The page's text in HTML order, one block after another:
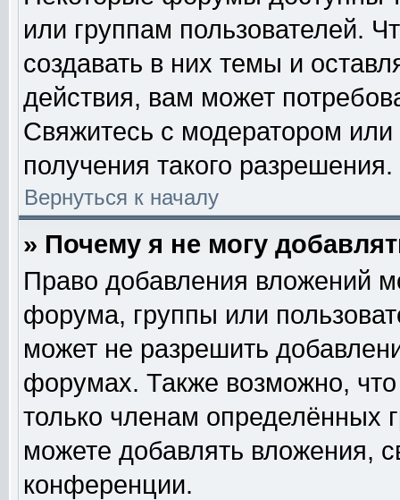
или группам пользователей.
создавать в них темы и
действия, вам может
Свяжитесь с модератором
получения такого разрешения.
Вернуться к началу
» Почему я не могу
Право добавления вложений
форума, группы или
может не разрешить
форумах. Также возможно,
только членам определённых
можете добавлять вложения,
конференции.